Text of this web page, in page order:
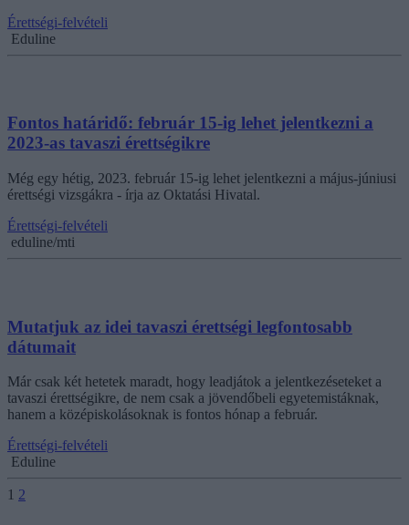
Érettségi-felvételi
Eduline
Fontos határidő: február 15-ig lehet jelentkezni a
2023-as tavaszi érettségikre
Még egy hétig, 2023. február 15-ig lehet jelentkezni a május-júniusi
érettségi vizsgákra - írja az Oktatási Hivatal.
Érettségi-felvételi
eduline/mti
Mutatjuk az idei tavaszi érettségi legfontosabb
dátumait
Már csak két hetetek maradt, hogy leadjátok a jelentkezéseteket a
tavaszi érettségikre, de nem csak a jövendőbeli egyetemistáknak,
hanem a középiskolásoknak is fontos hónap a február.
Érettségi-felvételi
Eduline
1 2